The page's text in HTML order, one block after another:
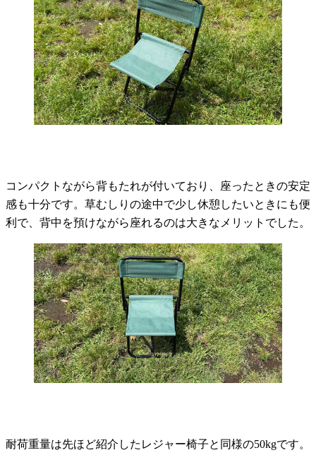
コンパクトながら背もたれが付いており、座ったときの安定
感も十分です。草むしりの途中で少し休憩したいときにも便
利で、背中を預けながら座れるのは大きなメリットでした。
耐荷重量は先ほど紹介したレジャー椅子と同様の50kgです。